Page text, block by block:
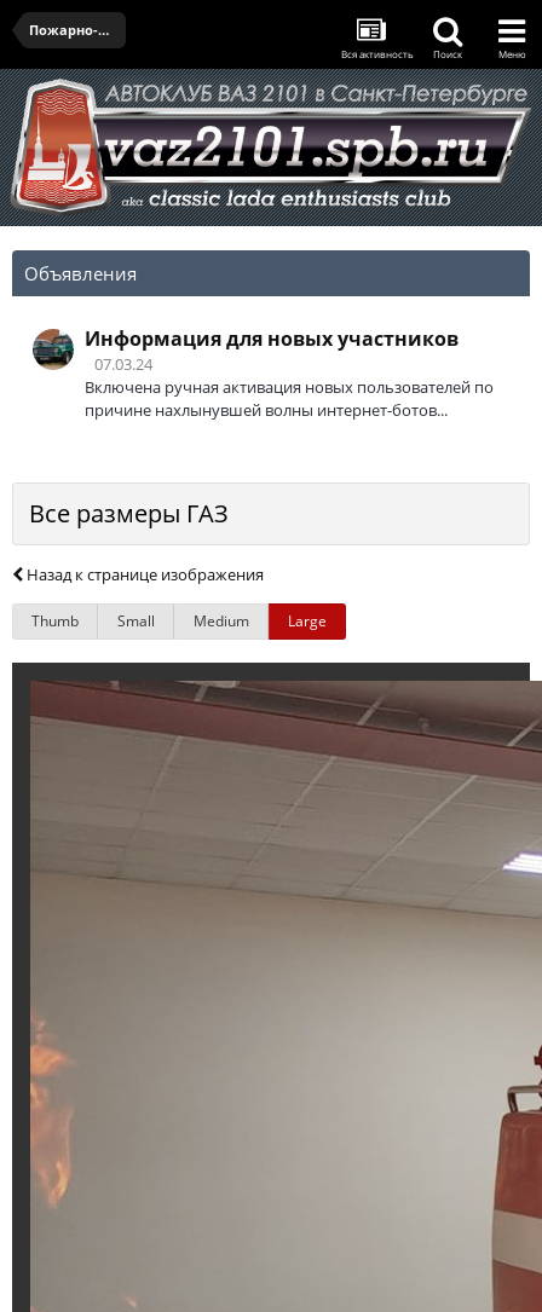
Пожарно-техническая выставка им. Б. И. Кончаева - 05.07.2025
Вся активность Поиск Меню
Объявления
Информация для новых участников
07.03.24
Включена ручная активация новых пользователей по
причине нахлынувшей волны интернет-ботов...
Все размеры ГАЗ
Назад к странице изображения
Thumb Small Medium Large